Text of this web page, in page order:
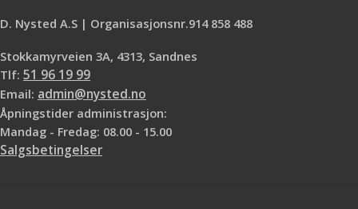
D. Nysted A.S | Organisasjonsnr.914 858 488
Stokkamyrveien 3A, 4313, Sandnes
Tlf: 51 96 19 99
Email: admin@nysted.no
Åpningstider administrasjon:
Mandag - Fredag: 08.00 - 15.00
Salgsbetingelser